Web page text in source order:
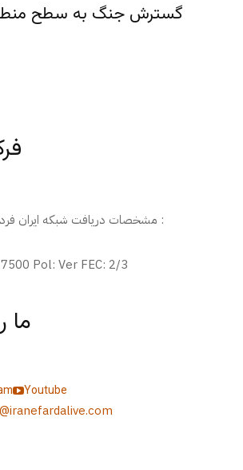
گسترش جنگ به سطح
مشخصات دریافت شبکه ایران فردا در ماهواره ترکمنعالم :
Pol: Ver FEC: 2/3
ما
Youtube